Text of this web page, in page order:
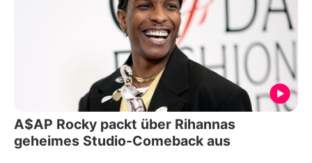
A$AP Rocky packt über Rihannas
geheimes Studio-Comeback aus